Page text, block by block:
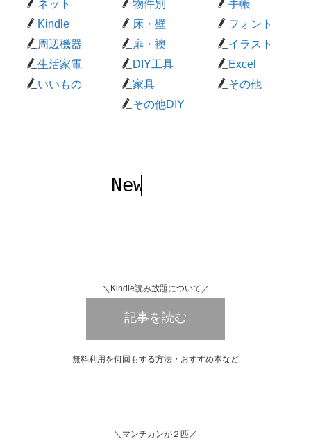
ネット
Kindle
周辺機器
生活家電
いいもの
物件別
床・壁
扉・襖
DIY工具
家具
その他DIY
手帳
フォント
イラスト
Excel
その他
New Blog
Check Here
＼Kindle読み放題について／
記事を読む
無料利用を何回もする方法・おすすめ本など
＼マンチカンが２匹／